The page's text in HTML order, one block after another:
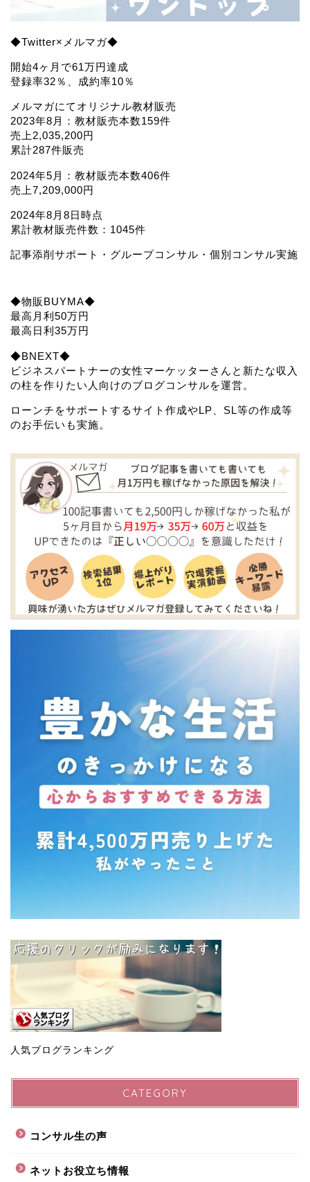
◆Twitter×メルマガ◆
開始4ヶ月で61万円達成
登録率32％、成約率10％
メルマガにてオリジナル教材販売
2023年8月：教材販売本数159件
売上2,035,200円
累計287件販売
2024年5月：教材販売本数406件
売上7,209,000円
2024年8月8日時点
累計教材販売件数：1045件
記事添削サポート・グループコンサル・個別コンサル実施
◆物販BUYMA◆
最高月利50万円
最高日利35万円
◆BNEXT◆
ビジネスパートナーの女性マーケッターさんと新たな収入
の柱を作りたい人向けのブログコンサルを運営。
ローンチをサポートするサイト作成やLP、SL等の作成等
のお手伝いも実施。
人気ブログランキング
CATEGORY
コンサル生の声
ネットお役立ち情報